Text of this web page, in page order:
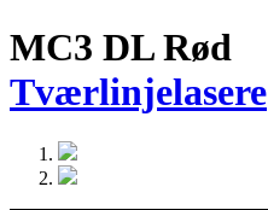
MC3 DL Rød
Tværlinjelasere